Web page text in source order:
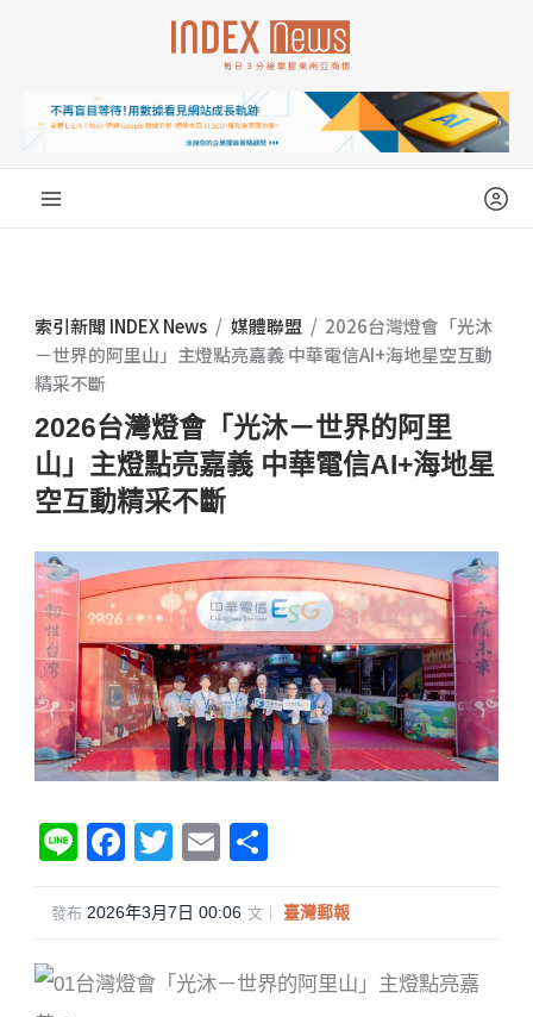
索引新聞 INDEX News / 媒體聯盟 / 2026台灣燈會「光沐
－世界的阿里山」主燈點亮嘉義 中華電信AI+海地星空互動
精采不斷
2026台灣燈會「光沐－世界的阿里
山」主燈點亮嘉義 中華電信AI+海地星
空互動精采不斷
Li
n
e
F
a
c
b
T
wi
tt
E
m
ail
享
發布 2026年3月7日 00:06·文｜ 臺灣郵報